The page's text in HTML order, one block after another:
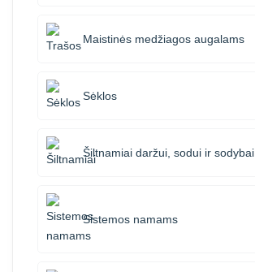
Maistinės medžiagos augalams
Sėklos
Šiltnamiai daržui, sodui ir sodybai
Sistemos namams